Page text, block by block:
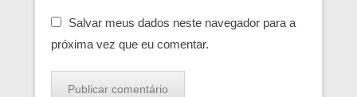
Salvar meus dados neste navegador para a
próxima vez que eu comentar.